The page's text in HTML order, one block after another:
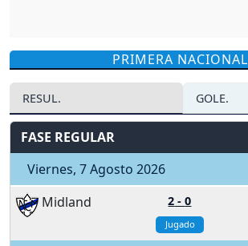
PRIMERA NACIONAL
RESUL. GOLE.
FASE REGULAR
Viernes, 7 Agosto 2026
Midland
2 -0
Jugado